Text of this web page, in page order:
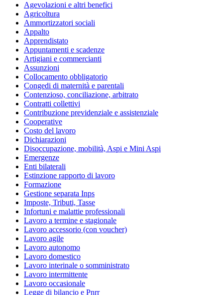
Agevolazioni e altri benefici
Agricoltura
Ammortizzatori sociali
Appalto
Apprendistato
Appuntamenti e scadenze
Artigiani e commercianti
Assunzioni
Collocamento obbligatorio
Congedi di maternità e parentali
Contenzioso, conciliazione, arbitrato
Contratti collettivi
Contribuzione previdenziale e assistenziale
Cooperative
Costo del lavoro
Dichiarazioni
Disoccupazione, mobilità, Aspi e Mini Aspi
Emergenze
Enti bilaterali
Estinzione rapporto di lavoro
Formazione
Gestione separata Inps
Imposte, Tributi, Tasse
Infortuni e malattie professionali
Lavoro a termine e stagionale
Lavoro accessorio (con voucher)
Lavoro agile
Lavoro autonomo
Lavoro domestico
Lavoro interinale o somministrato
Lavoro intermittente
Lavoro occasionale
Legge di bilancio e Pnrr